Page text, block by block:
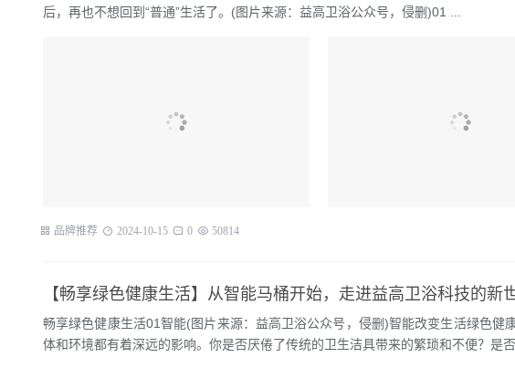
后，再也不想回到“普通”生活了。(图片来源：益高卫浴公众号，侵删)01 ...
品牌推荐 2024-10-15 0 50814
【畅享绿色健康生活】从智能马桶开始，走进益高卫浴科技的新
畅享绿色健康生活01智能(图片来源：益高卫浴公众号，侵删)智能改变生活绿色
体和环境都有着深远的影响。你是否厌倦了传统的卫生洁具带来的繁琐和不便？是否